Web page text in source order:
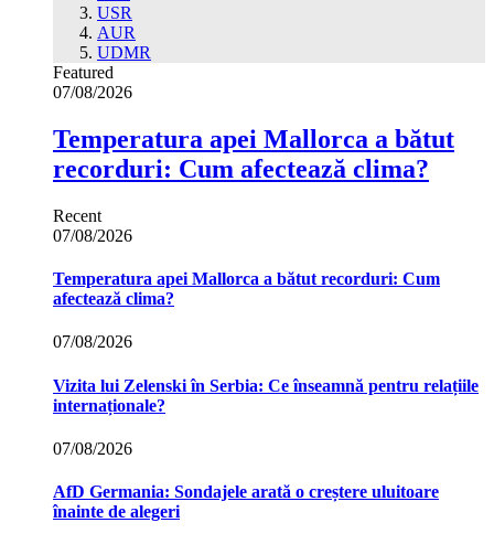
USR
AUR
UDMR
Featured
07/08/2026
Temperatura apei Mallorca a bătut
recorduri: Cum afectează clima?
Recent
07/08/2026
Temperatura apei Mallorca a bătut recorduri: Cum
afectează clima?
07/08/2026
Vizita lui Zelenski în Serbia: Ce înseamnă pentru relațiile
internaționale?
07/08/2026
AfD Germania: Sondajele arată o creștere uluitoare
înainte de alegeri